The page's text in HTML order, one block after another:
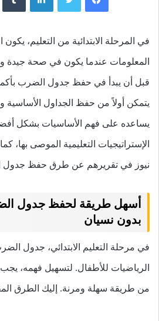
في المرحلة الابتدائية من التعليم،
المعلومات عندما يكون في صحة جيدة
قبل أن يبدأ في حفظ جدول الضرب
يتمكن أولاً من حفظ الجداول الأساسية
يساعده على فهم الأساسيات بشكل
الإستراتيجيات التعليمية الموصى
نيوز في تقريرهم عن طرق حفظ جدول
أسهل طريقة لحفظ جدول
بدون نسيان
في مرحلة التعليم الابتدائي، جدول
الرياضيات للأطفال. لتسهيل فهمه، يجب
من طريقة سهلة ومرنة. إليك الطرق